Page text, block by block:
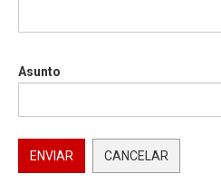
Asunto
ENVIAR CANCELAR